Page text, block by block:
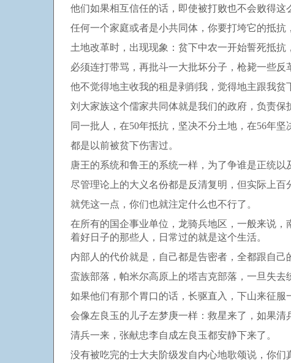
他们如果相互信任的话，即使被打败也不会败得这
任何一个家庭或者是小共同体，你要打垮它的抵抗
土地改革时，出现现象：贫下中农一开始誓死抵抗
必须连打带骂，再批斗一大批坏分子，枪毙一些反
他不觉得地主收我的租是剥削我，觉得地主跟我贫
刘大家族这个儒家共同体就是我们的政府，负责保
同一批人，在50年抵抗，坚决不分土地，在56年坚
都是以前被贫下伤害过。
唐王的系统和鲁王的系统一样，为了争谁是正统
尽管理论上的大义名份都是反清复明，但实际上
就凭这一点，你们也就注定什么也不行了。
在所有的国企事业单位，龙骑兵地区，一般来说
着好日子的那些人，日常过的就是这个生活。
内部人的代价就是，自己都是告密者，全都跟自
蛮族部落，帕米尔高原上的塔吉克部落，一旦失去
如果他们有那个胃口的话，长驱直入，下山来征服
会像左良玉的儿子左梦庚一样：救星来了，如果清
清兵一来，张献忠李自成左良玉都安静下来了。
没有被吃完的士大夫阶级发自内心地歌颂说，你们